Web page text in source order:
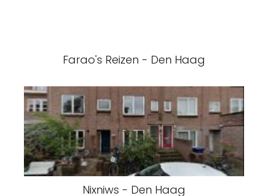
Farao's Reizen - Den Haag
Nixniws - Den Haag